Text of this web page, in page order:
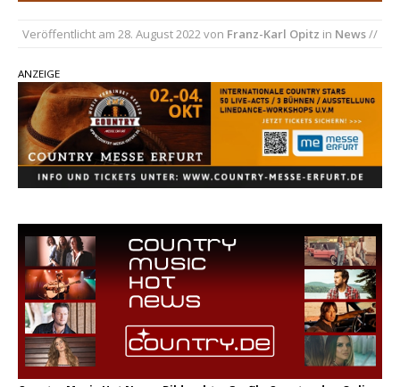
kündigen neues Album mit „Better Days
Danke für Euer Vertrauen: Country.de erreicht
täglich rund 10.000 Leser
Veröffentlicht am 28. August 2022 von Franz-Karl Opitz in News//
ANZEIGE